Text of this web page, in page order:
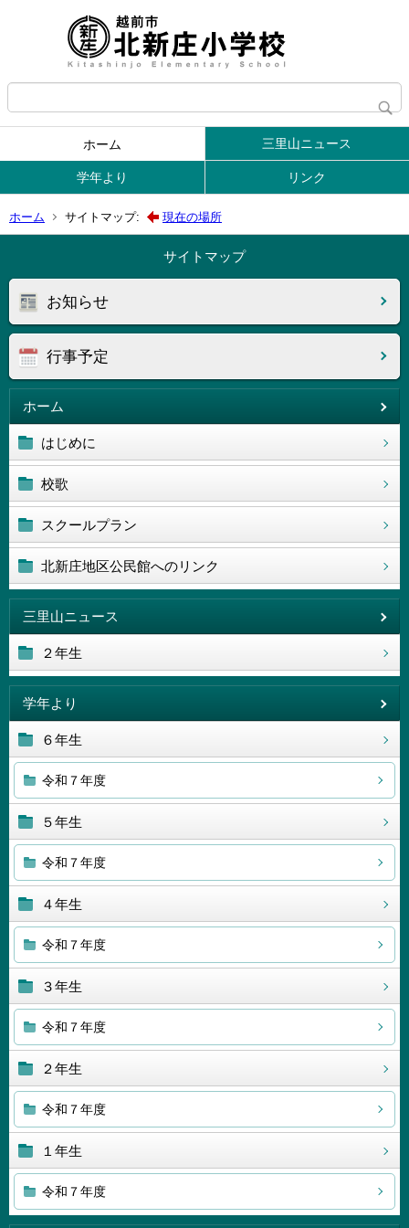
ホーム 三里山ニュース
学年より リンク
ホーム サイトマップ: 現在の場所
サイトマップ
お知らせ
行事予定
ホーム
はじめに
校歌
スクールプラン
北新庄地区公民館へのリンク
三里山ニュース
２年生
学年より
６年生
令和７年度
５年生
令和７年度
４年生
令和７年度
３年生
令和７年度
２年生
令和７年度
１年生
令和７年度